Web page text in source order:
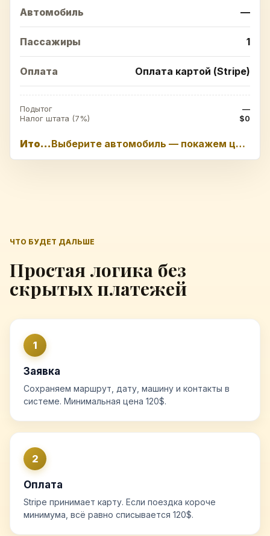
Автомобиль —
Пассажиры 1
Оплата Оплата картой (Stripe)
Подытог
—
Налог штата (7%)
$0
Итого Выберите автомобиль — покажем цену
ЧТО БУДЕТ ДАЛЬШЕ
Простая логика без
скрытых платежей
1
Заявка
Сохраняем маршрут, дату, машину и контакты в
системе. Минимальная цена 120$.
2
Оплата
Stripe принимает карту. Если поездка короче
минимума, всё равно списывается 120$.